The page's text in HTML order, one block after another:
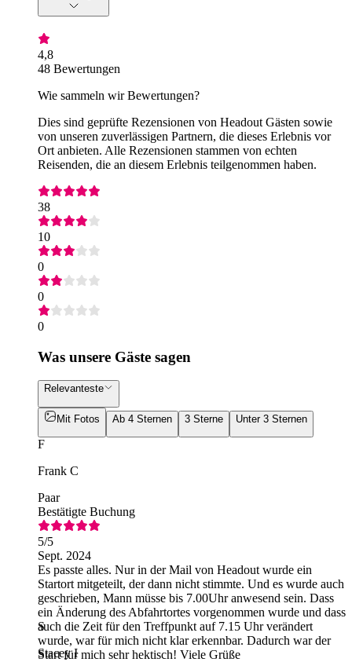
4,8
48 Bewertungen
Wie sammeln wir Bewertungen?
Dies sind geprüfte Rezensionen von Headout Gästen sowie
von unseren zuverlässigen Partnern, die dieses Erlebnis vor
Ort anbieten. Alle Rezensionen stammen von echten
Reisenden, die an diesem Erlebnis teilgenommen haben.
38
10
0
0
0
Was unsere Gäste sagen
Relevanteste
Mit Fotos Ab 4 Sternen 3 Sterne Unter 3 Sternen
F
Frank C
Paar
Bestätigte Buchung
5/5
Sept. 2024
Es passte alles. Nur in der Mail von Headout wurde ein
Startort mitgeteilt, der dann nicht stimmte. Und es wurde auch
geschrieben, Mann müsse bis 7.00Uhr anwesend sein. Dass
ein Änderung des Abfahrtortes vorgenommen wurde und dass
auch die Zeit für den Treffpunkt auf 7.15 Uhr verändert
wurde, war für mich nicht klar erkennbar. Dadurch war der
Start für mich sehr hektisch! Viele Grüße
S
Stacey I